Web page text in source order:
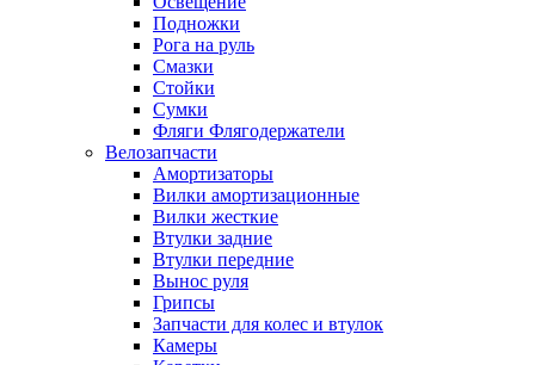
Подножки
Рога на руль
Смазки
Стойки
Сумки
Фляги Флягодержатели
Велозапчасти
Амортизаторы
Вилки амортизационные
Вилки жесткие
Втулки задние
Втулки передние
Вынос руля
Грипсы
Запчасти для колес и втулок
Камеры